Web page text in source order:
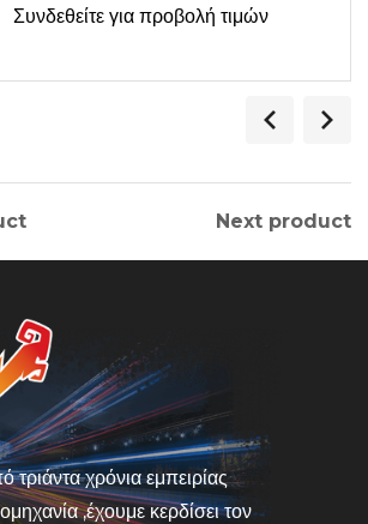
Συνδεθείτε για προβολή τιμών
Next product
χρόνια εμπειρίας
,έχουμε κερδίσει τον